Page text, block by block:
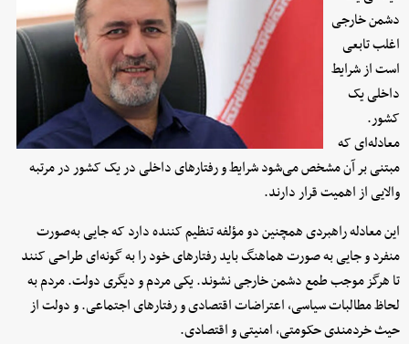
دشمن خارجی
اغلب تابعی
است از شرایط
داخلی یک
کشور.
معادله‌ای که
مبتنی بر آن مشخص می‌شود شرایط و رفتارهای داخلی در یک کشور در مرتبه
والایی از اهمیت قرار دارند.
این معادله راهبردی همچنین دو مؤلفه تنظیم کننده دارد که جایی به‌صورت
منفرد و جایی به صورت هماهنگ باید رفتارهای خود را به گونه‌ای طراحی کنند
تا هرگز موجب طمع دشمن خارجی نشوند. یکی مردم و دیگری دولت. مردم به
لحاظ مطالبات سیاسی، اعتراضات اقتصادی و رفتارهای اجتماعی. و دولت از
حیث خردمندی حکومتی، امنیتی و اقتصادی.